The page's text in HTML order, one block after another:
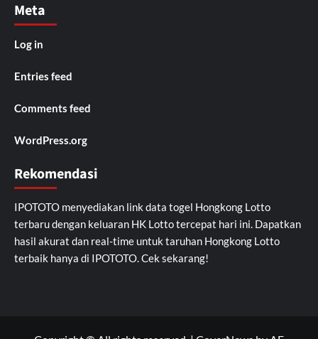
Meta
Log in
Entries feed
Comments feed
WordPress.org
Rekomendasi
IPOTOTO menyediakan link data togel Hongkong Lotto
terbaru dengan keluaran HK Lotto tercepat hari ini. Dapatkan
hasil akurat dan real-time untuk taruhan Hongkong Lotto
terbaik hanya di IPOTOTO. Cek sekarang!